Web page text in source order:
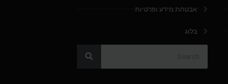
אבטחת מידע ופרטיות
בלוג